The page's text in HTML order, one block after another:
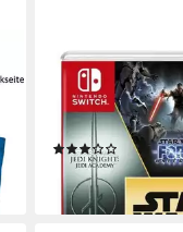
STAR WARS
Heritage Pack
Spiele (5 auf
Download)
(2)
59,72 €
lieferbar - in 3-4